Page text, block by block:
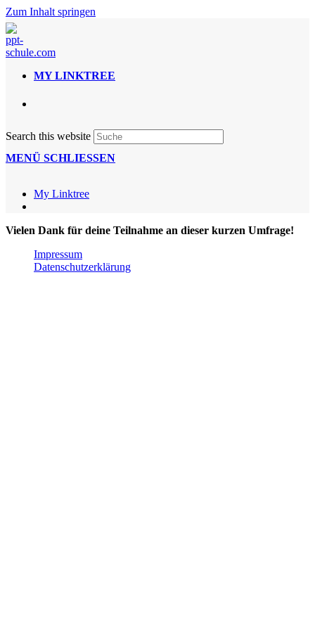
Zum Inhalt springen
MY LINKTREE
Search this website
MENÜ SCHLIESSEN
My Linktree
Vielen Dank für deine Teilnahme an dieser kurzen Umfrage!
Impressum
Datenschutzerklärung